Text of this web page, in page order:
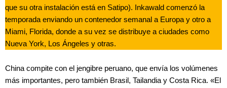
que su otra instalación está en Satipo). Inkawald comenzó la
temporada enviando un contenedor semanal a Europa y otro a
Miami, Florida, donde a su vez se distribuye a ciudades como
Nueva York, Los Ángeles y otras.
China compite con el jengibre peruano, que envía los volúmenes
más importantes, pero también Brasil, Tailandia y Costa Rica. «El